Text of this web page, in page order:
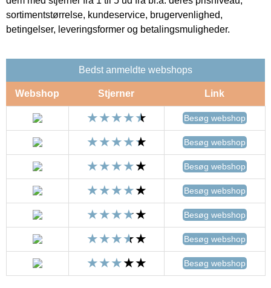
sortimentstørrelse, kundeservice, brugervenlighed,
betingelser, leveringsformer og betalingsmuligheder.
Bedst anmeldte webshops
Webshop Stjerner Link
Besøg webshop
Besøg webshop
Besøg webshop
Besøg webshop
Besøg webshop
Besøg webshop
Besøg webshop